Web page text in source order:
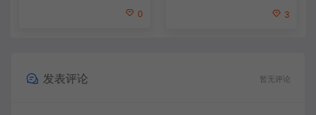
0 3
发表评论 暂无评论